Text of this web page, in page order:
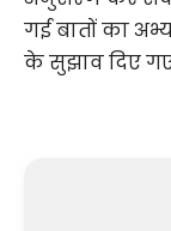
गई बातों का
के सुझाव दिए गए